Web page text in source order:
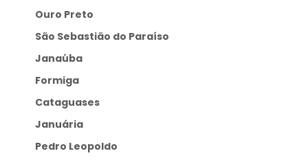
Ouro Preto
São Sebastião do Paraíso
Janaúba
Formiga
Cataguases
Januária
Pedro Leopoldo